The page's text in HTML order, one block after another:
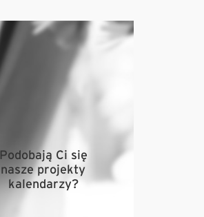
Podobają Ci się
nasze projekty
kalendarzy?